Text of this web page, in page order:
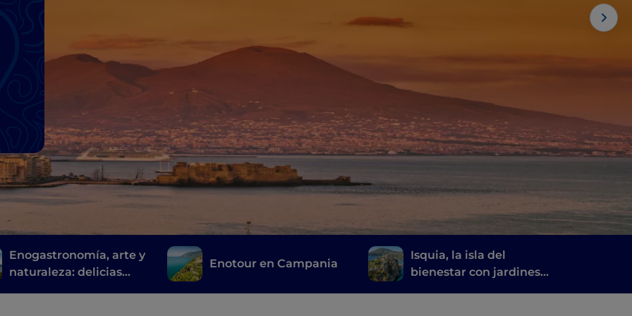
Enogastronomía, arte y
naturaleza: delicias
Enotour en Campania
Isquia, la isla del
bienestar con jardines